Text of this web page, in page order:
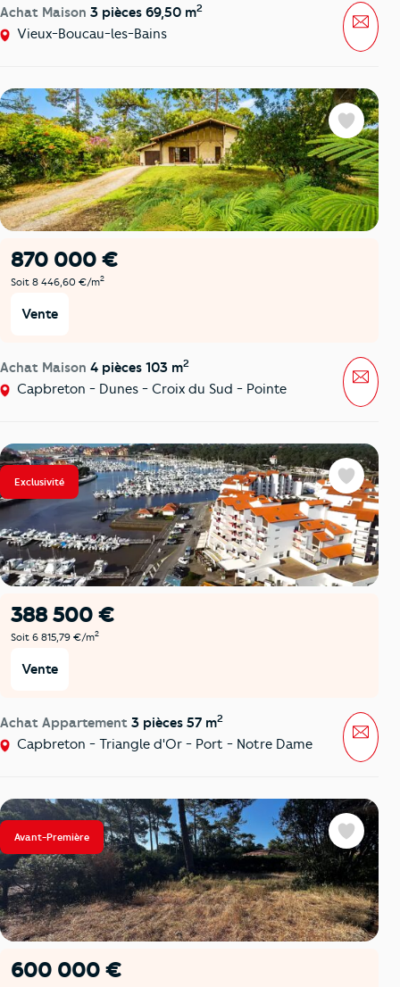
Achat Maison 3 pièces 69,50 m2
Vieux-Boucau-les-Bains
870 000 €
Soit 8 446,60 €/m2
Vente
Achat Maison 4 pièces 103 m2
Capbreton - Dunes - Croix du Sud - Pointe
Favoris
Exclusivité
388 500 €
Soit 6 815,79 €/m2
Vente
Achat Appartement 3 pièces 57 m2
Capbreton - Triangle d'Or - Port - Notre Dame
Favoris
Avant-Première
600 000 €
Favoris